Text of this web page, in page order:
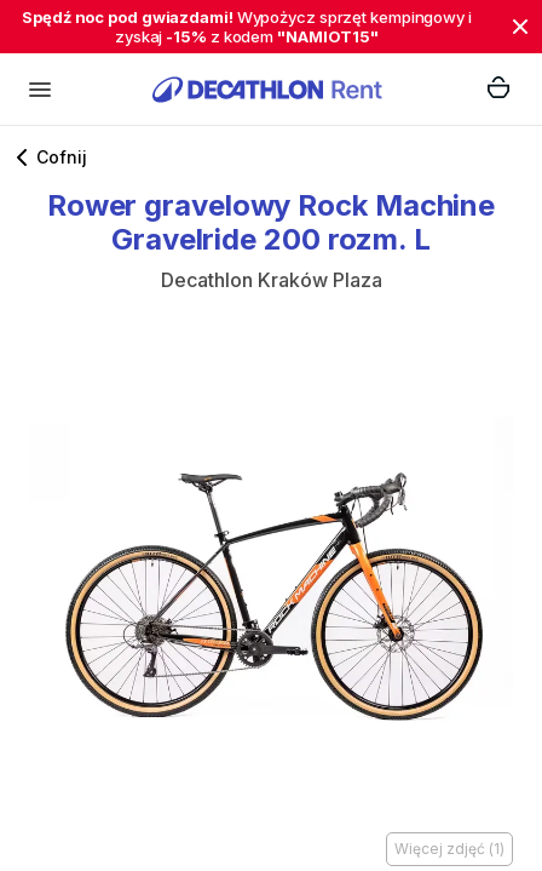
Spędź noc pod gwiazdami! Wypożycz sprzęt kempingowy i
zyskaj -15% z kodem "NAMIOT15"
Cofnij
Rower gravelowy Rock Machine
Gravelride 200 rozm. L
Decathlon Kraków Plaza
Więcej zdjęć (1)